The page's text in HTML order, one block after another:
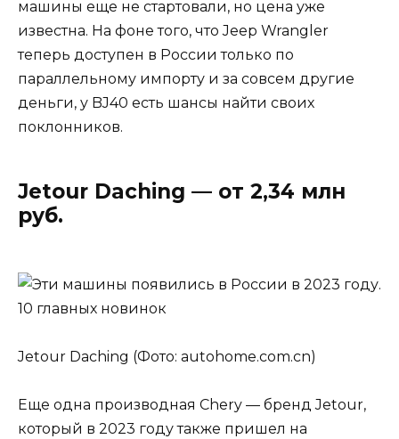
машины еще не стартовали, но цена уже
известна. На фоне того, что Jeep Wrangler
теперь доступен в России только по
параллельному импорту и за совсем другие
деньги, у BJ40 есть шансы найти своих
поклонников.
Jetour Daching — от 2,34 млн
руб.
Jetour Daching (Фото: autohome.com.cn)
Еще одна производная Chery — бренд Jetour,
который в 2023 году также пришел на